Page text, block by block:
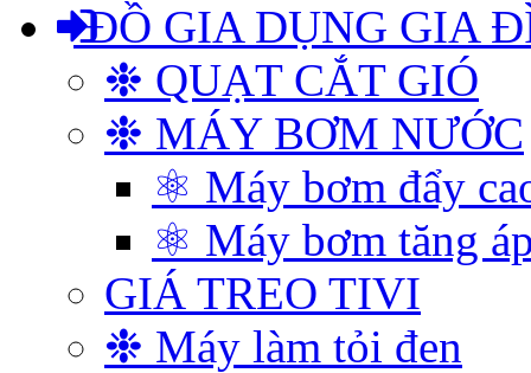
ĐỒ GIA DỤNG GIA
❉ QUẠT CẮT GIÓ
❉ MÁY BƠM NƯỚC
⚛ Máy bơm đẩy
⚛ Máy bơm tăng
GIÁ TREO TIVI
❉ Máy làm tỏi đen